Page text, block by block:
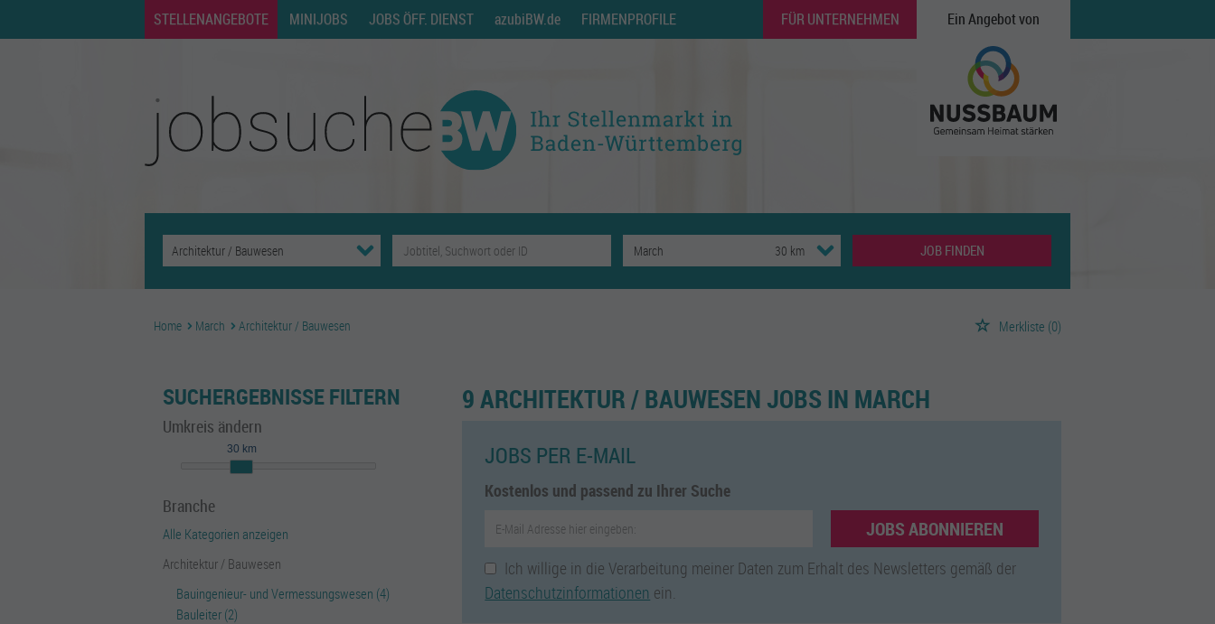
STELLENANGEBOTE MINIJOBS JOBS ÖFF. DIENST azubiBW.de FIRMENPROFILE FÜR UNTERNEHMEN Ein Angebot von
JOB FINDEN
Home March Architektur / Bauwesen Merkliste (0)
SUCHERGEBNISSE FILTERN
Umkreis ändern
30 km
Branche
Alle Kategorien anzeigen
Architektur / Bauwesen
Bauingenieur- und Vermessungswesen (4)
Bauleiter (2)
9 ARCHITEKTUR / BAUWESEN JOBS IN MARCH
JOBS PER E-MAIL
Kostenlos und passend zu Ihrer Suche
JOBS ABONNIEREN
Ich willige in die Verarbeitung meiner Daten zum Erhalt des Newsletters gemäß der
Datenschutzinformationen ein.